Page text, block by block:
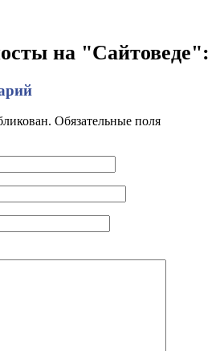
на "Сайтоведе":
Обязательные поля